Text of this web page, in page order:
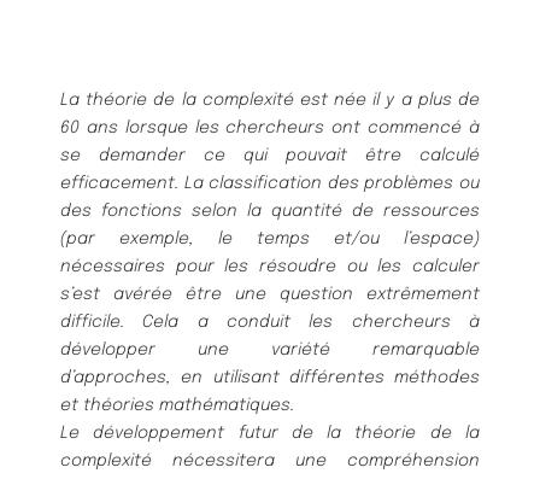
La théorie de la complexité est née il y a plus de
60 ans lorsque les chercheurs ont commencé à
se demander ce qui pouvait être calculé
efficacement. La classification des problèmes ou
des fonctions selon la quantité de ressources
(par exemple, le temps et/ou l’espace)
nécessaires pour les résoudre ou les calculer
s’est avérée être une question extrêmement
difficile. Cela a conduit les chercheurs à
développer une variété remarquable
d’approches, en utilisant différentes méthodes
et théories mathématiques.
Le développement futur de la théorie de la
complexité nécessitera une compréhension